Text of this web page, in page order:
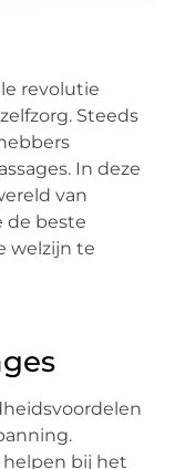
revolutie
Steeds
In deze
van
de beste
welzijn te
bij het